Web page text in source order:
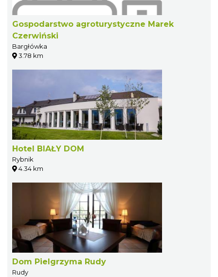
Gospodarstwo agroturystyczne Marek
Czerwiński
Bargłówka
3.78 km
Hotel BIAŁY DOM
Rybnik
4.34 km
Dom Pielgrzyma Rudy
Rudy